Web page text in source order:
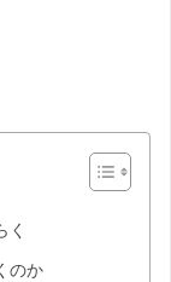
く
のか